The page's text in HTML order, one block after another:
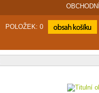
POLOŽEK: 0
Zobrazit nákupní